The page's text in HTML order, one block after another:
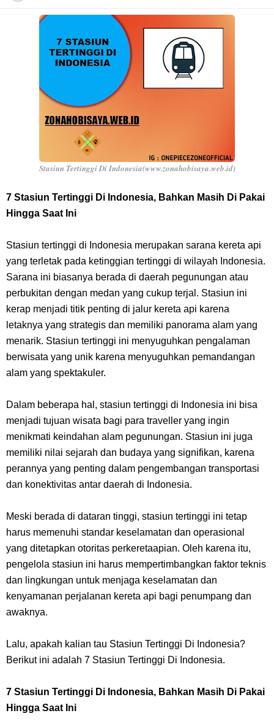
Profil Anwar Hafid, Politisi Yang Mernjadi Gubernur Provinsi Sulawesi
Tengah
Resep Pesmol Ikan Mas, Makanan Khas Sunda Dengan Rasa Yang
Arti Bendera Barbados, Negara Kepulauan Yang Terletak Di Kawasan
Karibia
Cara Daftar Danamon Mobile Banking, Mudah Banget Dan Lengkap
7 Fakta Elbaph One Piece, Menjadi Tempat Yang Sangat Ingin
7 Fakta Ivankov One Piece, Orang Yang Mampu Menipu Sensor
Wanita Milik Sanji
7 Klub Pertama Yang Menjuarai Liga Champions, Apa Klub Jagoan
Kamu Termasuk
Arti Bendera Palau, Negara Kepulauan Yang Berada Di Kawasan
Cara Membuat Linktree Instagram, Sangat Mudah Untuk Kamu
Lakukan Sendiri
7 Fakta Gaban One Piece, Orang Yang Telah Memberikan Kunci Borgol
Milik Loki
Profil Slamet Rahardjo, Aktor Dengan Peran Penting Dalam Perfilman
Indonesia
Resep Roti Panggang, Sangat Mudah Untuk Menjadi Cemilan
Bersama Keluarga
Stasiun Tertinggi Di Indonesia(www.zonahobisaya.web.id)
7 Stasiun Tertinggi Di Indonesia, Bahkan Masih Di Pakai
Hingga Saat Ini
Stasiun tertinggi di Indonesia merupakan sarana kereta api
yang terletak pada ketinggian tertinggi di wilayah Indonesia.
Sarana ini biasanya berada di daerah pegunungan atau
perbukitan dengan medan yang cukup terjal. Stasiun ini
kerap menjadi titik penting di jalur kereta api karena
letaknya yang strategis dan memiliki panorama alam yang
menarik. Stasiun tertinggi ini menyuguhkan pengalaman
berwisata yang unik karena menyuguhkan pemandangan
alam yang spektakuler.
Dalam beberapa hal, stasiun tertinggi di Indonesia ini bisa
menjadi tujuan wisata bagi para traveller yang ingin
menikmati keindahan alam pegunungan. Stasiun ini juga
memiliki nilai sejarah dan budaya yang signifikan, karena
perannya yang penting dalam pengembangan transportasi
dan konektivitas antar daerah di Indonesia.
Meski berada di dataran tinggi, stasiun tertinggi ini tetap
harus memenuhi standar keselamatan dan operasional
yang ditetapkan otoritas perkeretaapian. Oleh karena itu,
pengelola stasiun ini harus mempertimbangkan faktor teknis
dan lingkungan untuk menjaga keselamatan dan
kenyamanan perjalanan kereta api bagi penumpang dan
awaknya.
Lalu, apakah kalian tau Stasiun Tertinggi Di Indonesia?
Berikut ini adalah 7 Stasiun Tertinggi Di Indonesia.
7 Stasiun Tertinggi Di Indonesia, Bahkan Masih Di Pakai
Hingga Saat Ini